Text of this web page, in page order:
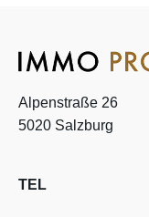
Alpenstraße 26
5020 Salzburg
TEL